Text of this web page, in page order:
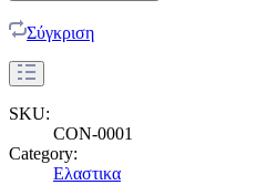
Σύγκριση
SKU:
CON-0001
Category:
Ελαστικα